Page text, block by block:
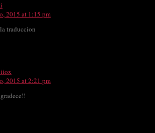
2015 at 1:15 pm
traduccion
2015 at 2:21 pm